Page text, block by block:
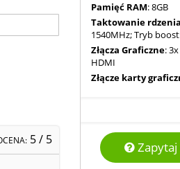
5/ 5
Pamięć RAM: 8GB
Taktowanie rdzenia
1540MHz; Tryb
Złącza Graficzne:
HDMI
Złącze karty